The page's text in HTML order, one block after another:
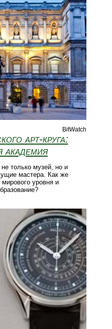
BitWatch
арт‑круга:
академия
только музей, но и
мастера. Как же
уровня и